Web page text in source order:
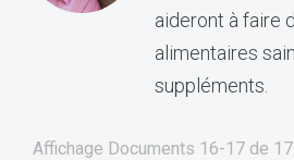
aideront à faire
alimentaires
suppléments.
Affichage Documents 16-17 de 17